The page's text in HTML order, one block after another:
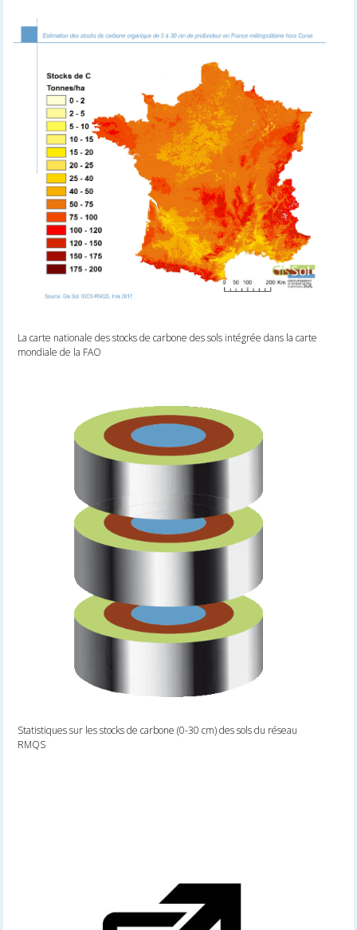
La carte nationale des stocks de carbone des sols intégrée dans la carte
mondiale de la FAO
Statistiques sur les stocks de carbone (0-30 cm) des sols du réseau
RMQS